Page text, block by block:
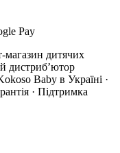
магазин дитячих
дистриб’ютор
Baby в Україні ·
· Підтримка